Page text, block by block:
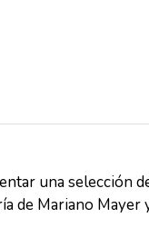
una
de Mariano Mayer